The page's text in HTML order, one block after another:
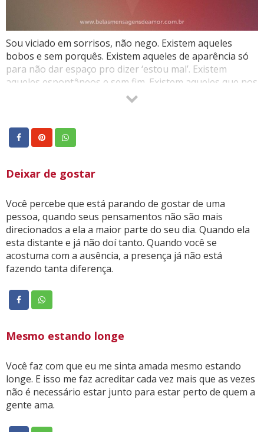
Sou viciado em sorrisos, não nego. Existem aqueles
bobos e sem porquês. Existem aqueles de aparência só
para não dar espaço pro dizer ‘estou mal’. Existem
aqueles espontâneos e sem fim. Existem aqueles que nos
causam inveja. Existem alguns que até amedrontam de
Deixar de gostar
Você percebe que está parando de gostar de uma
pessoa, quando seus pensamentos não são mais
direcionados a ela a maior parte do seu dia. Quando ela
esta distante e já não doí tanto. Quando você se
acostuma com a ausência, a presença já não está
fazendo tanta diferença.
Mesmo estando longe
Você faz com que eu me sinta amada mesmo estando
longe. E isso me faz acreditar cada vez mais que as vezes
não é necessário estar junto para estar perto de quem a
gente ama.